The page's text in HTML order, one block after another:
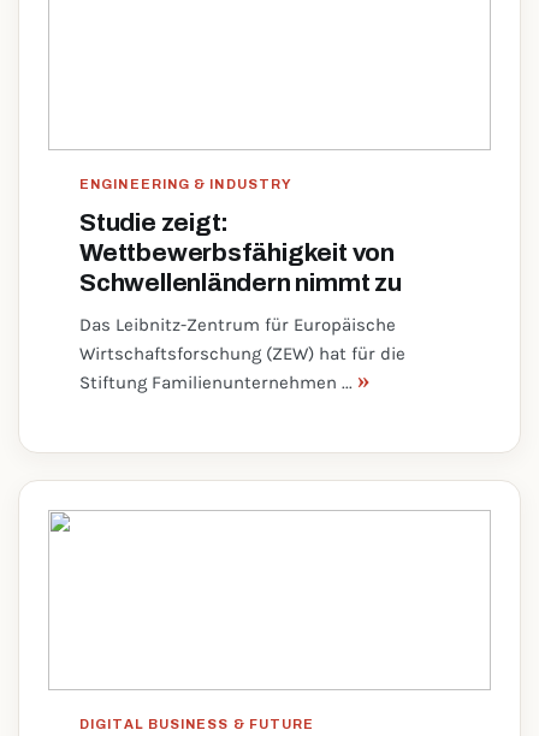
ENGINEERING & INDUSTRY
Studie zeigt:
Wettbewerbsfähigkeit von
Schwellenländern nimmt zu
Das Leibnitz-Zentrum für Europäische
Wirtschaftsforschung (ZEW) hat für die
Stiftung Familienunternehmen ... »
DIGITAL BUSINESS & FUTURE